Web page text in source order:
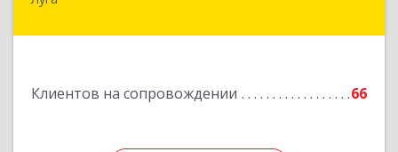
Клиентов на сопровождении 66